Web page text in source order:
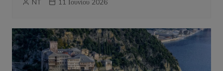
NT 11 Ιουνίου 2026